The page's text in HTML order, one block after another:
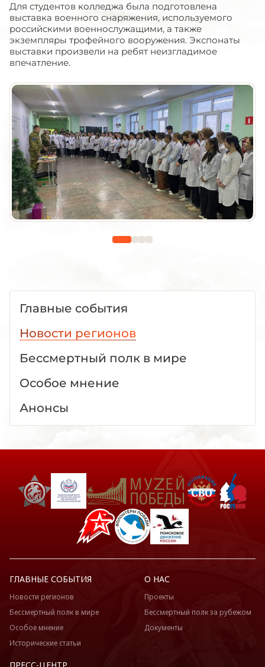
Для студентов колледжа была подготовлена
выставка военного снаряжения, используемого
российскими военнослужащими, а также
экземпляры трофейного вооружения. Экспонаты
выставки произвели на ребят неизгладимое
впечатление.
Главные события
Новости регионов
Бессмертный полк в мире
Особое мнение
Анонсы
ГЛАВНЫЕ СОБЫТИЯ
Новости регионов
Бессмертный полк в мире
Особое мнение
Исторические статьи
О НАС
Проекты
Бессмертный полк за рубежом
Документы